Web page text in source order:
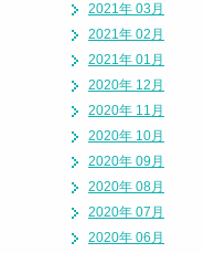
2021年 03月
2021年 02月
2021年 01月
2020年 12月
2020年 11月
2020年 10月
2020年 09月
2020年 08月
2020年 07月
2020年 06月